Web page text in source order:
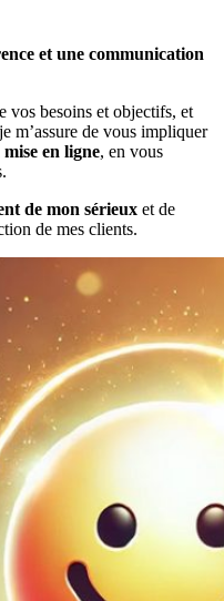
et une communication
vos besoins et objectifs, et
m’assure de vous impliquer
en ligne, en vous
de mon sérieux et de
de mes clients.